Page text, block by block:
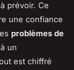
prévoir. Ce
une confiance
problèmes de
un
est chiffré